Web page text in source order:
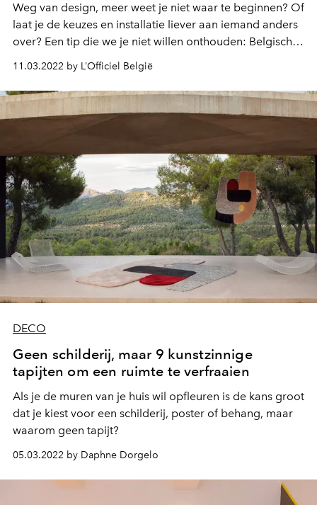
Weg van design, meer weet je niet waar te beginnen? Of
laat je de keuzes en installatie liever aan iemand anders
over? Een tip die we je niet willen onthouden: Belgisch
interieurbedrijf AFC neemt het hele inrichtingsproces
voor zich, incluis het ontdekken van jouw interieurstijl.
11.03.2022 by L’Officiel België
DECO
Geen schilderij, maar 9 kunstzinnige
tapijten om een ruimte te verfraaien
Als je de muren van je huis wil opfleuren is de kans groot
dat je kiest voor een schilderij, poster of behang, maar
waarom geen tapijt?
05.03.2022 by Daphne Dorgelo